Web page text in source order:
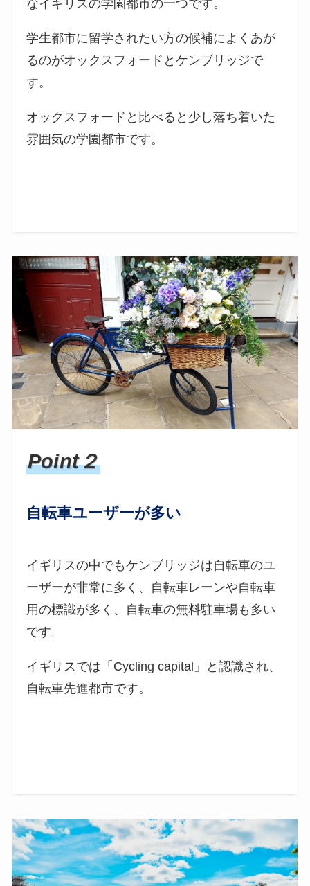
なイギリスの学園都市の一つです。
学生都市に留学されたい方の候補によくあが
るのがオックスフォードとケンブリッジで
す。
オックスフォードと比べると少し落ち着いた
雰囲気の学園都市です。
Point２
自転車ユーザーが多い
イギリスの中でもケンブリッジは自転車のユ
ーザーが非常に多く、自転車レーンや自転車
用の標識が多く、自転車の無料駐車場も多い
です。
イギリスでは「Cycling capital」と認識され、
自転車先進都市です。